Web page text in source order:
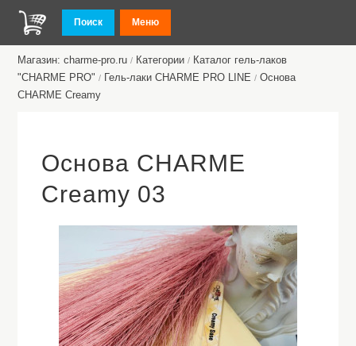
Поиск Меню
Магазин: charme-pro.ru / Категории / Каталог гель-лаков
"CHARME PRO" / Гель-лаки CHARME PRO LINE / Основа
CHARME Сreamy
Основа CHARME
Сreamy 03